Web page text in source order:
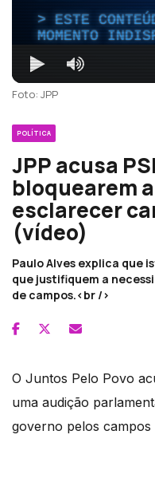
ESTE
MOMENTO
Foto: JPP
POLÍTICA
JPP acusa
bloquearem
esclarecer
(vídeo)
Paulo Alves explica que
que justifiquem a
de campos.<br />
O Juntos Pelo Povo
uma audição
governo pelos campos